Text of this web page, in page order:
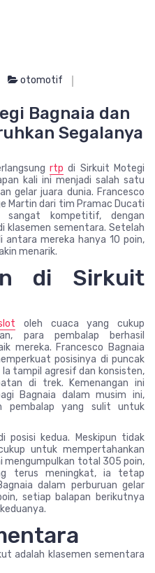
otomotif
Bagnaia dan
Segalanya
rtp di Sirkuit Motegi
kali ini menjadi salah satu
gelar juara dunia. Francesco
Martin dari tim Pramac Ducati
sangat kompetitif, dengan
klasemen sementara. Setelah
antara mereka hanya 10 poin,
menarik.
di Sirkuit
oleh cuaca yang cukup
para pembalap berhasil
mereka. Francesco Bagnaia
posisinya di puncak
tampil agresif dan konsisten,
di trek. Kemenangan ini
Bagnaia dalam musim ini,
pembalap yang sulit untuk
posisi kedua. Meskipun tidak
untuk mempertahankan
mengumpulkan total 305 poin,
terus meningkat, ia tetap
dalam perburuan gelar
setiap balapan berikutnya
adalah klasemen sementara